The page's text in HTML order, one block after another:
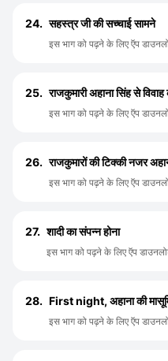
24. सहस्त्र जी की सच्चाई सामने
इस भाग को पढ़ने के लिए ऍप
25. राजकुमारी अहाना सिंह से
इस भाग को पढ़ने के लिए ऍप
26. राजकुमारों की टिक्की नजर
इस भाग को पढ़ने के लिए ऍप
27. शादी का संपन्न होना
इस भाग को पढ़ने के लिए ऍप
28. First night, अहाना की
इस भाग को पढ़ने के लिए ऍप